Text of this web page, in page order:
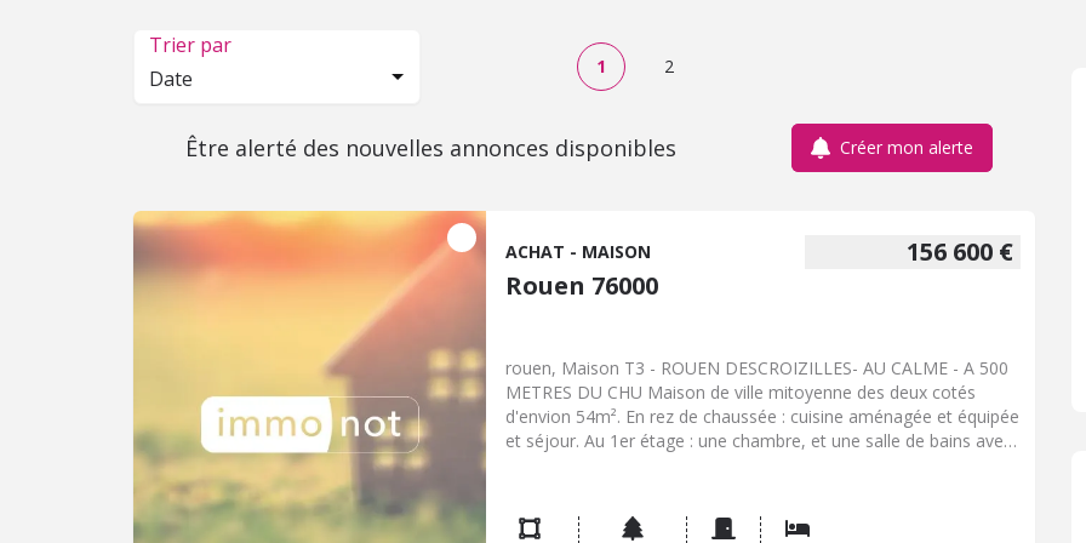
Trier par
Date
1 2
Être alerté des nouvelles annonces disponibles Créer mon alerte
156 600 €
ACHAT - MAISON
Rouen 76000
rouen, Maison T3 - ROUEN DESCROIZILLES- AU CALME - A 500
METRES DU CHU Maison de ville mitoyenne des deux cotés
d'envion 54m². En rez de chaussée : cuisine aménagée et équipée
et séjour. Au 1er étage : une chambre, et une salle de bains avec
roulants Dépendance pouvant être aménagée. Jardin expo sud-
ouest -Stationnement sur la parcelle. Parcelle de 145m² DPE D